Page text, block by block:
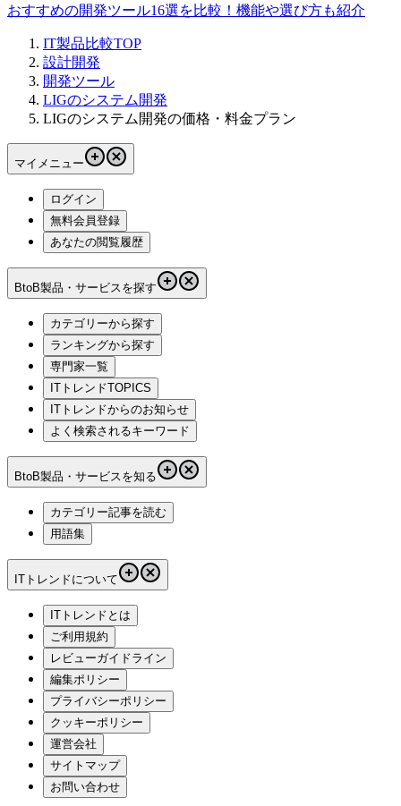
おすすめの開発ツール16選を比較！機能や選び方も紹介
IT製品比較TOP
設計開発
開発ツール
LIGのシステム開発
LIGのシステム開発の価格・料金プラン
マイメニュー
ログイン
無料会員登録
あなたの閲覧履歴
BtoB製品・サービスを探す
カテゴリーから探す
ランキングから探す
専門家一覧
ITトレンドTOPICS
ITトレンドからのお知らせ
よく検索されるキーワード
BtoB製品・サービスを知る
カテゴリー記事を読む
用語集
ITトレンドについて
ITトレンドとは
ご利用規約
レビューガイドライン
編集ポリシー
プライバシーポリシー
クッキーポリシー
運営会社
サイトマップ
お問い合わせ